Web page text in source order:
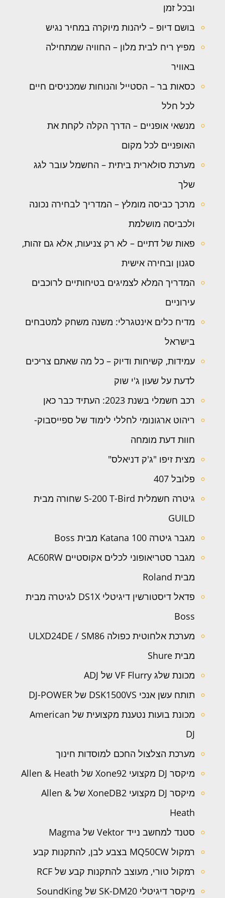
ובכל זמן
בושם דיופ – ליהנות מיוקרה במחיר נגיש
מפיץ ריח לבית מלון – החוויה שמתחילה
באוויר
כסאות בר – הסטייל והנוחות שמכניסים חיים
לכל חלל
מנשאי אופניים – הדרך הקלה לקחת את
האופניים לכל מקום
מערכת סולארית ביתית – החשמל עובר לגג
שלך
מרכך כביסה מומלץ – המדריך לבחירה נכונה
ולכביסה מושלמת
פאות של דתיים – לא רק צניעות, אלא גם זהות,
סגנון ובחירה אישית
המדריך המלא לצמיגים בטיחותיים לרוכבים
עירוניים
מדיח כלים אינטגרלי: משנה משחק למטבחים
בישראל
עמידות, קשיחות ודיוק – כל מה שאתם צריכים
לדעת על שעון ג'י שוק
רכב חשמלי בשנת 2023: העתיד כבר כאן
ריהוט ארגונומי לחללי לימוד של ספייסבוק-
חוות דעת מומחה
מצית זיפו "ג'ק דניאלס"
פלובל 407
גיטרה חשמלית S-200 T-Bird שחורה מבית
GUILD
מגבר גיטרה Katana 100 מבית Boss
מגבר סטריאופוני לכלים אקוסטיים AC60RW
מבית Roland
פדאל דיסטורשין דיגיטלי DS1X לגיטרה מבית
Boss
מערכת אלחוטית כפולה ULXD24DE / SM86
מבית Shure
מכונת שלג VF Flurry של ADJ
תותח עשן אנכי DSK1500VS של DJ-POWER
מכונת בועות נטענת מקצועית של American
DJ
מערכת הצלצול החכם למוסדות חינוך
מיקסר DJ מקצועי Xone92 של Allen & Heath
מיקסר DJ מקצועי XoneDB2 של Allen &
Heath
סטנד למחשב נייד Vektor של Magma
רמקול MQ50CW בצבע לבן, להתקנות קבע
רמקול טורי, מעוצב להתקנות קבע של RCF
מיקסר דיגיטלי SK-DM20 של SoundKing